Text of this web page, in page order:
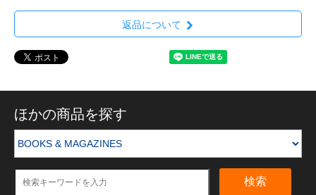
返品について
ほかの商品を探す
検索